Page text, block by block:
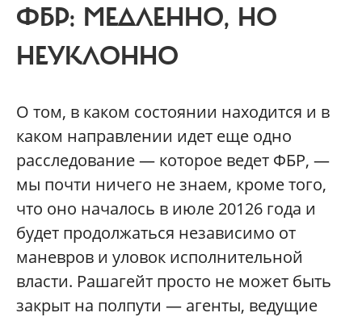
ФБР: МЕДЛЕННО, НО
НЕУКЛОННО
О том, в каком состоянии находится и в
каком направлении идет еще одно
расследование — которое ведет ФБР, —
мы почти ничего не знаем, кроме того,
что оно началось в июле 20126 года и
будет продолжаться независимо от
маневров и уловок исполнительной
власти. Рашагейт просто не может быть
закрыт на полпути — агенты, ведущие